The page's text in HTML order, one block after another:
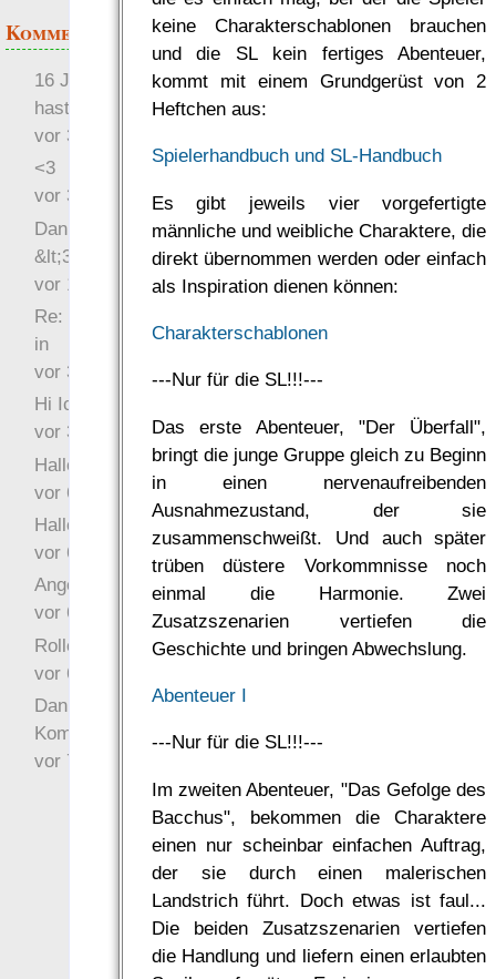
keine Charakterschablonen brauchen
und die SL kein fertiges Abenteuer,
kommt mit einem Grundgerüst von 2
Heftchen aus:
Spielerhandbuch und SL-Handbuch
Es gibt jeweils vier vorgefertigte
männliche und weibliche Charaktere, die
direkt übernommen werden oder einfach
als Inspiration dienen können:
Charakterschablonen
---Nur für die SL!!!---
Das erste Abenteuer, "Der Überfall",
bringt die junge Gruppe gleich zu Beginn
in einen nervenaufreibenden
Ausnahmezustand, der sie
zusammenschweißt. Und auch später
trüben düstere Vorkommnisse noch
einmal die Harmonie. Zwei
Zusatzszenarien vertiefen die
Geschichte und bringen Abwechslung.
Abenteuer I
---Nur für die SL!!!---
Im zweiten Abenteuer, "Das Gefolge des
Bacchus", bekommen die Charaktere
einen nur scheinbar einfachen Auftrag,
der sie durch einen malerischen
Landstrich führt. Doch etwas ist faul...
Die beiden Zusatzszenarien vertiefen
die Handlung und liefern einen erlaubten
Kommentare
16 Jahre später: mist, du
hast Recht …
vor 31 Wochen 1 Tag
<3
vor 34 Wochen 2 Tage
Danke für das Statement
&lt;3
vor 1 Jahr 48 Wochen
Re: Hi Ich bin völlig neu
in
vor 3 Jahre 32 Wochen
Hi Ich bin völlig neu in
vor 3 Jahre 45 Wochen
Hallo Ochrasylion
vor 6 Jahre 9 Wochen
Hallo Drak
vor 6 Jahre 10 Wochen
Angefragt
vor 6 Jahre 10 Wochen
Rollenspielrunde
vor 6 Jahre 10 Wochen
Danke für Deinen
Kommentar!
vor 7 Jahre 22 Wochen